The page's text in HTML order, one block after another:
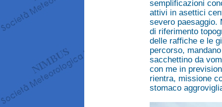
semplificazioni
attivi in asettici
severo paesaggio.
di riferimento
delle raffiche e le
percorso,
sacchettino da
con me in
rientra, missione
stomaco